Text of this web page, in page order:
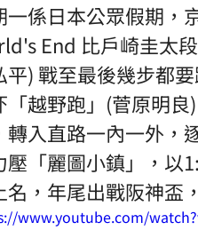
一係日本公眾假期，
End 比戶崎圭太
平) 戰至最後幾步都
「越野跑」(菅原明
轉入直路一內一外，
壓「麗圖小鎮」，以
名，年尾出戰阪神盃
www.youtube.com/